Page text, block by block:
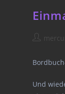
Post
Und